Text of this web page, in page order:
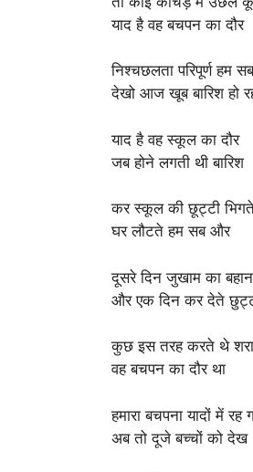
याद है वह बचपन का दौर
निश्चछलता परिपूर्ण हम
देखो आज खूब बारिश हो
याद है वह स्कूल का दौर
जब होने लगती थी बारिश
कर स्कूल की छूट्टी
घर लौटते हम सब और
दूसरे दिन जुखाम का
और एक दिन कर देते
कुछ इस तरह करते थे
वह बचपन का दौर था
हमारा बचपना यादों में रह
अब तो दूजे बच्चों को देख